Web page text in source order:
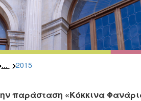
... 2015
παράσταση «Κόκκινα